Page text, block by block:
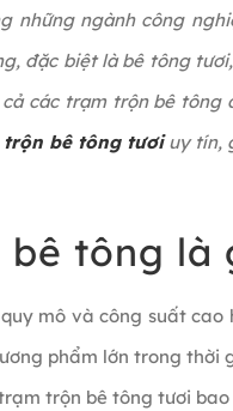
những ngành công
đặc biệt là bê tông
các trạm trộn bê tông
trộn bê tông tươiuy tín,
tông là
mô và công suất
phẩm lớn trong thời
trộn bê tông tươi